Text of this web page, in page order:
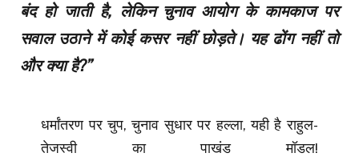
बंद हो जाती है, लेकिन चुनाव आयोग के कामकाज पर
सवाल उठाने में कोई कसर नहीं छोड़ते। यह ढोंग नहीं तो
और क्या है?”
धर्मांतरण पर चुप, चुनाव सुधार पर हल्ला, यही है राहुल-
तेजस्वी का पाखंड मॉडल!